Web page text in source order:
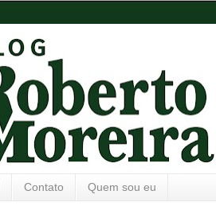
Contato Quem sou eu